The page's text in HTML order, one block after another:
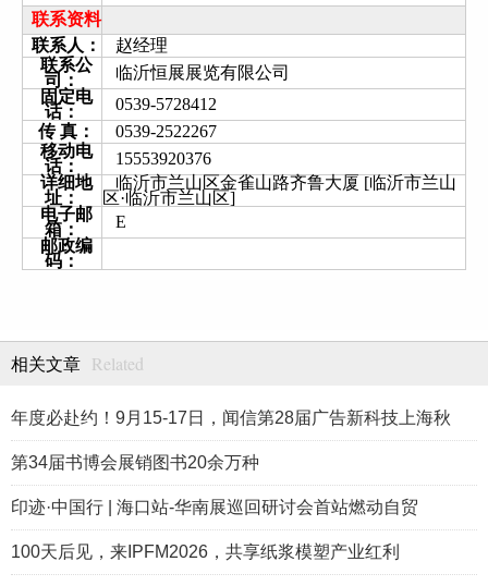
联系资料
联系人：
赵经理
联系公
司：
临沂恒展展览有限公司
固定电
话：
0539-5728412
传 真：
0539-2522267
移动电
话：
15553920376
详细地
址：
临沂市兰山区金雀山路齐鲁大厦 [临沂市兰山
区·临沂市兰山区]
电子邮
箱：
E
邮政编
码：
相关文章 Related
年度必赴约！9月15-17日，闻信第28届广告新科技上海秋
第34届书博会展销图书20余万种
印迹·中国行 | 海口站-华南展巡回研讨会首站燃动自贸
100天后见，来IPFM2026，共享纸浆模塑产业红利